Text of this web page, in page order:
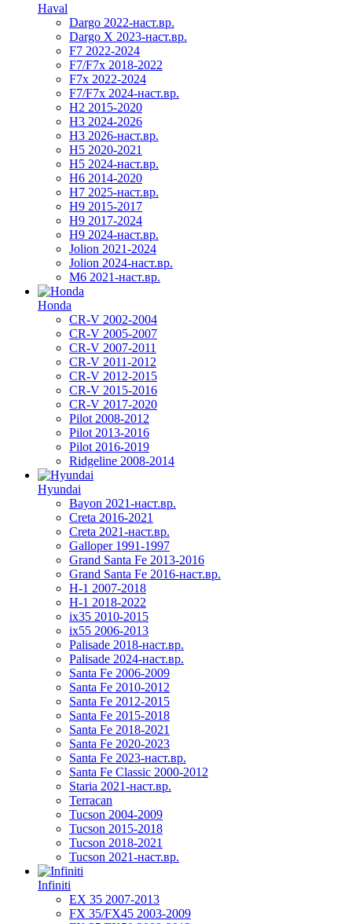
Haval
Dargo 2022-наст.вр.
Dargo X 2023-наст.вр.
F7 2022-2024
F7/F7x 2018-2022
F7x 2022-2024
F7/F7x 2024-наст.вр.
H2 2015-2020
H3 2024-2026
H3 2026-наст.вр.
H5 2020-2021
H5 2024-наст.вр.
H6 2014-2020
H7 2025-наст.вр.
H9 2015-2017
H9 2017-2024
H9 2024-наст.вр.
Jolion 2021-2024
Jolion 2024-наст.вр.
М6 2021-наст.вр.
Honda
CR-V 2002-2004
CR-V 2005-2007
CR-V 2007-2011
CR-V 2011-2012
CR-V 2012-2015
CR-V 2015-2016
CR-V 2017-2020
Pilot 2008-2012
Pilot 2013-2016
Pilot 2016-2019
Ridgeline 2008-2014
Hyundai
Bayon 2021-наст.вр.
Creta 2016-2021
Creta 2021-наст.вр.
Galloper 1991-1997
Grand Santa Fe 2013-2016
Grand Santa Fe 2016-наст.вр.
H-1 2007-2018
H-1 2018-2022
ix35 2010-2015
ix55 2006-2013
Palisade 2018-наст.вр.
Palisade 2024-наст.вр.
Santa Fe 2006-2009
Santa Fe 2010-2012
Santa Fe 2012-2015
Santa Fe 2015-2018
Santa Fe 2018-2021
Santa Fe 2020-2023
Santa Fe 2023-наст.вр.
Santa Fe Classic 2000-2012
Staria 2021-наст.вр.
Terracan
Tucson 2004-2009
Tucson 2015-2018
Tucson 2018-2021
Tucson 2021-наст.вр.
Infiniti
EX 35 2007-2013
FX 35/FX45 2003-2009